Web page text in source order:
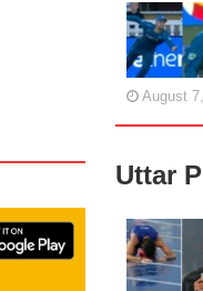
August
Uttar